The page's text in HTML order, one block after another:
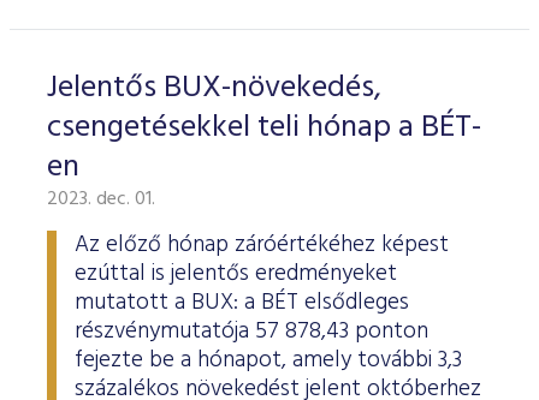
Jelentős BUX-növekedés,
csengetésekkel teli hónap a BÉT-
en
2023. dec. 01.
Az előző hónap záróértékéhez képest
ezúttal is jelentős eredményeket
mutatott a BUX: a BÉT elsődleges
részvénymutatója 57 878,43 ponton
fejezte be a hónapot, amely további 3,3
százalékos növekedést jelent októberhez